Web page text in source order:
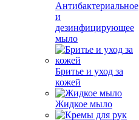
Антибактериальное
и
дезинфицирующее
мыло
Бритье и уход за
кожей
Жидкое мыло